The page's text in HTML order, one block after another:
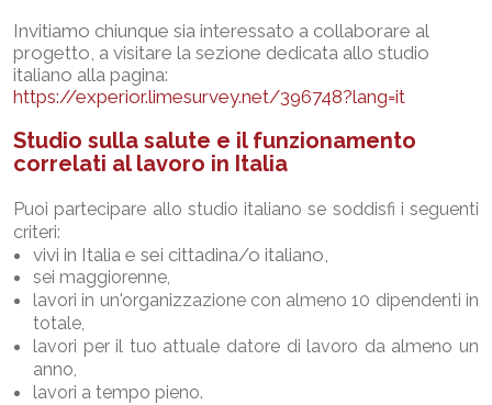
Invitiamo chiunque sia interessato a collaborare al
progetto, a visitare la sezione dedicata allo studio
italiano alla pagina:
https://experior.limesurvey.net/396748?lang=it
Studio sulla salute e il funzionamento
correlati al lavoro in Italia
Puoi partecipare allo studio italiano se soddisfi i seguenti
criteri:
vivi in Italia e sei cittadina/o italiano,
sei maggiorenne,
lavori in un'organizzazione con almeno 10 dipendenti in
totale,
lavori per il tuo attuale datore di lavoro da almeno un
anno,
lavori a tempo pieno.